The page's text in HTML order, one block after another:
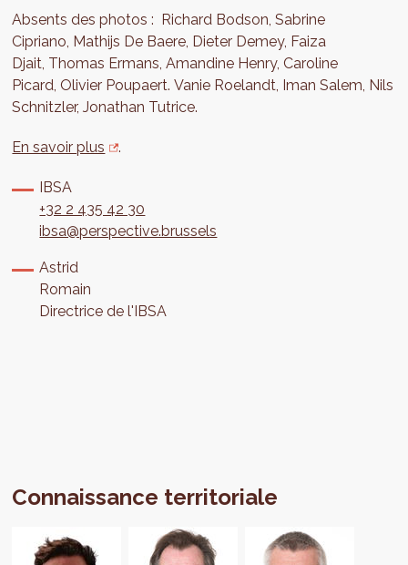
Absents des photos : Richard Bodson, Sabrine
Cipriano, Mathijs De Baere, Dieter Demey, Faiza
Djait, Thomas Ermans, Amandine Henry, Caroline
Picard, Olivier Poupaert. Vanie Roelandt, Iman Salem, Nils
Schnitzler, Jonathan Tutrice.
En savoir plus .
IBSA
+32 2 435 42 30
ibsa@perspective.brussels
Astrid
Romain
Directrice de l'IBSA
Connaissance territoriale